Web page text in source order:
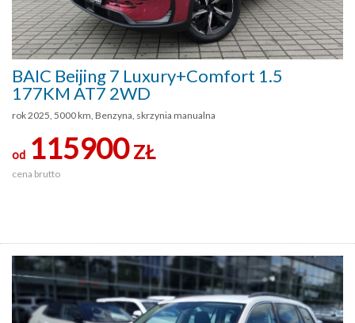
BAIC Beijing 7 Luxury+Comfort 1.5
177KM AT7 2WD
rok 2025, 5000 km, Benzyna, skrzynia manualna
od 115900ZŁ
cena brutto